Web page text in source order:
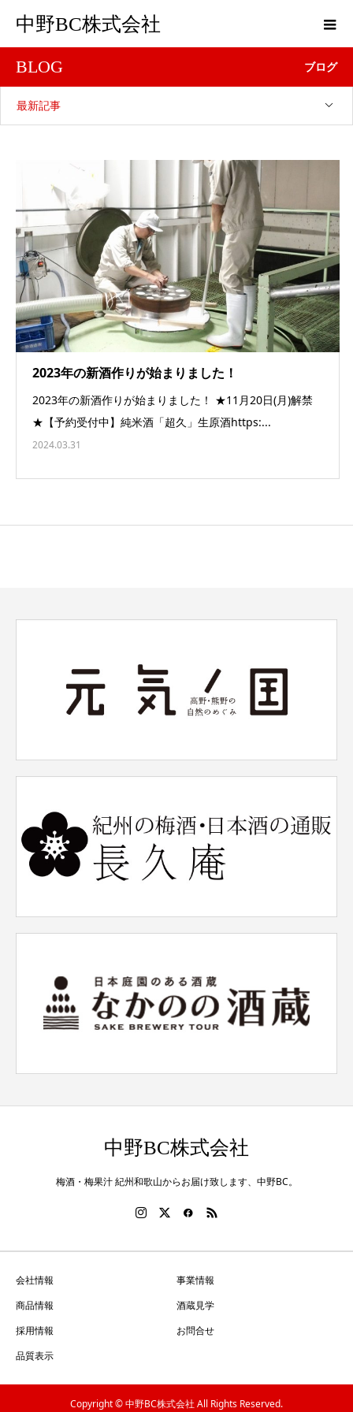
中野BC株式会社
BLOG ブログ
最新記事
2023年の新酒作りが始まりました！
2023年の新酒作りが始まりました！ ★11月20日(月)解禁
★【予約受付中】純米酒「超久」生原酒https:...
2024.03.31
中野BC株式会社
梅酒・梅果汁 紀州和歌山からお届け致します、中野BC。
会社情報
事業情報
商品情報
酒蔵見学
採用情報
お問合せ
品質表示
Copyright © 中野BC株式会社 All Rights Reserved.